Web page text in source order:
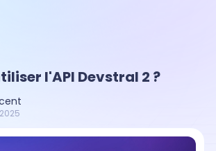
l'API Devstral 2 ?